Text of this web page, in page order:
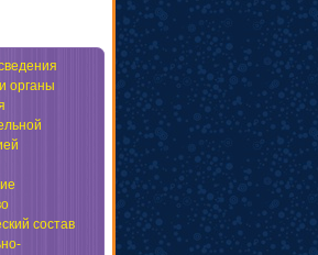
органы
состав